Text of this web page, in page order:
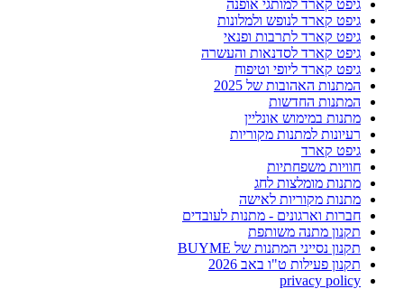
גיפט קארד למותגי אופנה
גיפט קארד לנופש ולמלונות
גיפט קארד לתרבות ופנאי
גיפט קארד לסדנאות והעשרה
גיפט קארד ליופי וטיפוח
המתנות האהובות של 2025
המתנות החדשות
מתנות במימוש אונליין
רעיונות למתנות מקוריות
גיפט קארד
חוויות משפחתיות
מתנות מומלצות לחג
מתנות מקוריות לאישה
חברות וארגונים - מתנות לעובדים
תקנון מתנה משותפת
תקנון נסייני המתנות של BUYME
תקנון פעילות ט"ו באב 2026
privacy policy